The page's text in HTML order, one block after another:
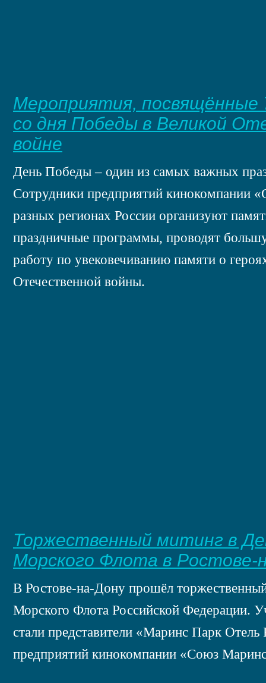
Мероприятия, посвящённые
со дня Победы в Великой
войне
День Победы – один из самых важных
Сотрудники предприятий кинокомпании
разных регионах России организуют
праздничные программы, проводят
работу по увековечиванию памяти о
Отечественной войны.
Торжественный митинг в
Морского Флота в Ростове-
В Ростове-на-Дону прошёл
Морского Флота Российской Федерации.
стали представители «Маринс Парк Отель
предприятий кинокомпании «Союз